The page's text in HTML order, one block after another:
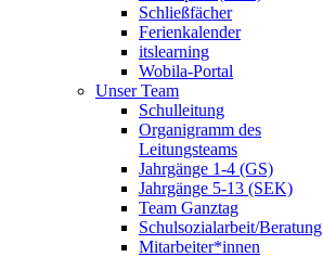
Schließfächer
Ferienkalender
itslearning
Wobila-Portal
Unser Team
Schulleitung
Organigramm des
Leitungsteams
Jahrgänge 1-4 (GS)
Jahrgänge 5-13 (SEK)
Team Ganztag
Schulsozialarbeit/Beratung
Mitarbeiter*innen